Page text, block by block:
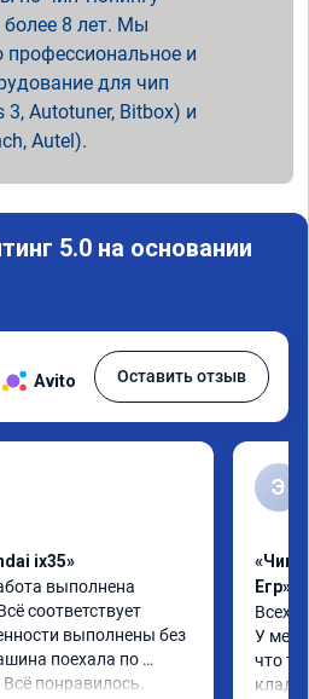
8 лет. Мы
и
для чип
3, Autotuner, Bitbox) и
Autel).
5.0 на основании
Avito Оставить отзыв
ix35»
выполнена
соответствует
выполнены без
поехала по
понравилось.
Э
«Чип
Егр»
Всех
У
что